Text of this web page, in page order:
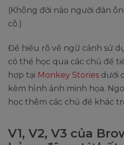
(Không đời nào người đàn
cô.)
Để hiểu rõ về ngữ cảnh sử
có thể học qua các chủ đề
hợp tại Monkey Stories dưới
kèm hình ảnh minh họa.
học thêm các chủ đề khác
V1, V2, V3 của